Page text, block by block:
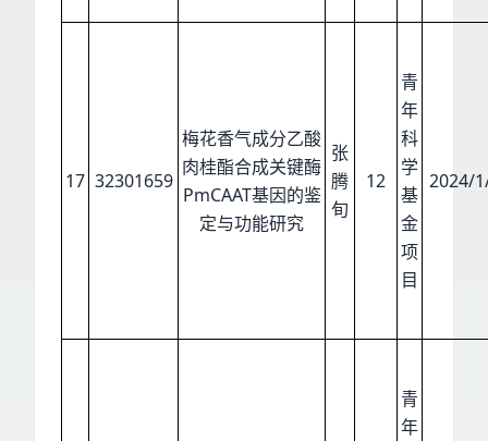
17 32301659
梅花香气成分乙酸
肉桂酯合成关键酶
PmCAAT基因的鉴
定与功能研究
张
腾
旬
12
青
年
科
学
基
金
项
目
2024/
青
年